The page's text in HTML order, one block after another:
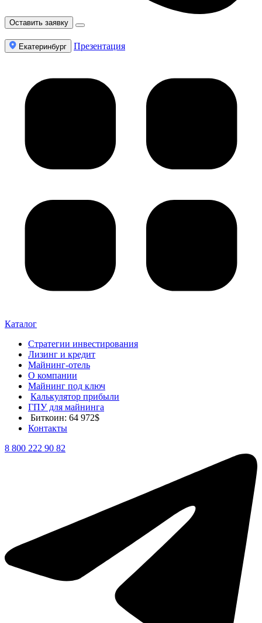
Оставить заявку
Екатеринбург Презентация
Каталог
Стратегии инвестирования
Лизинг и кредит
Майнинг-отель
О компании
Майнинг под ключ
Калькулятор прибыли
ГПУ для майнинга
Биткоин: 64 972$
Контакты
8 800 222 90 82